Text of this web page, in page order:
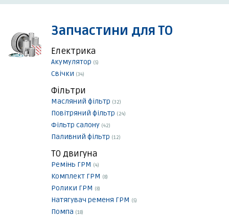
Запчастини для ТО
Електрика
Акумулятор (5)
Свічки (34)
Фільтри
Масляний фільтр (32)
Повітряний фільтр (24)
Фільтр салону (42)
Паливний фільтр (12)
ТО двигуна
Ремінь ГРМ (4)
Комплект ГРМ (8)
Ролики ГРМ (8)
Натягувач ременя ГРМ (5)
Помпа (18)